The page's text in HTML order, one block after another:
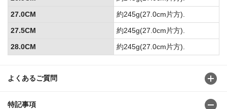
よくあるご質問
特記事項
27.0CM
約245g(27.0cm片方).
27.5CM
約245g(27.0cm片方).
28.0CM
約245g(27.0cm片方).